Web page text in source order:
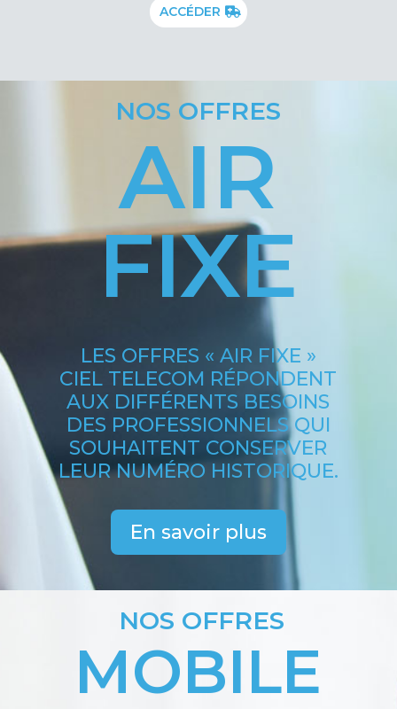
ACCÉDER
NOS OFFRES
AIR
FIXE
LES OFFRES « AIR FIXE »
CIEL TELECOM RÉPONDENT
AUX DIFFÉRENTS BESOINS
DES PROFESSIONNELS QUI
SOUHAITENT CONSERVER
LEUR NUMÉRO HISTORIQUE.
En savoir plus
NOS OFFRES
MOBILE